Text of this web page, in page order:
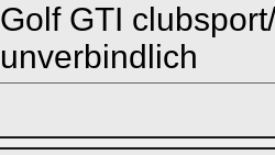
Golf GTI
unverbindlich